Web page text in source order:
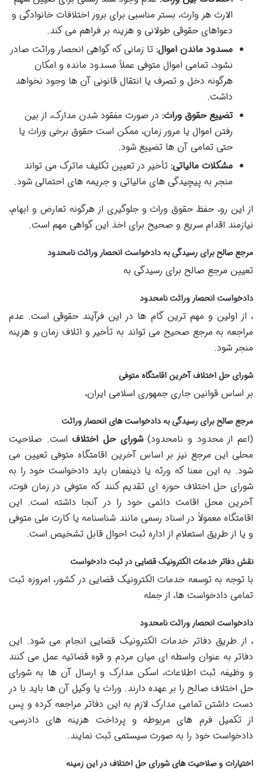
الارث هر وارث، بستر مناسبی برای بروز اختلافات خانوادگی و
دعواهای حقوقی طولانی و هزینه بر فراهم می کند.
مسدود ماندن اموال: تا زمانی که گواهی انحصار وراثت صادر
نشود، تمامی اموال متوفی عملاً مسدود مانده و امکان
هرگونه دخل و تصرف یا انتقال قانونی آن ها وجود نخواهد
داشت.
تضییع حقوق وراث: در صورت مفقود شدن مدارک، از بین
رفتن اموال یا مرور زمان، ممکن است حقوق برخی وراث یا
حتی تمامی آن ها تضییع شود.
مشکلات مالیاتی: تأخیر در تعیین تکلیف ماترک می تواند
منجر به پیچیدگی های مالیاتی و جریمه های احتمالی شود.
از این رو، حفظ حقوق وراث و جلوگیری از هرگونه تعارض و ابهام،
نیازمند اقدام سریع و صحیح برای اخذ این گواهی مهم است.
مرجع صالح برای رسیدگی به دادخواست انحصار وراثت نامحدود
تعیین مرجع صالح برای رسیدگی به
دادخواست انحصار وراثت نامحدود
، از اولین و مهم ترین گام ها در این فرآیند حقوقی است. عدم
مراجعه به مرجع صحیح می تواند به تأخیر و اتلاف زمان و هزینه
منجر شود.
شورای حل اختلاف آخرین اقامتگاه متوفی
بر اساس قوانین جاری جمهوری اسلامی ایران،
مرجع صالح برای رسیدگی به دادخواست های انحصار وراثت
(اعم از محدود و نامحدود)شورای حل اختلافاست. صلاحیت
محلی این مرجع نیز بر اساس آخرین اقامتگاه متوفی تعیین می
شود. به این معنا که ورثه یا ذینفعان باید دادخواست خود را به
شورای حل اختلاف حوزه ای تقدیم کنند که متوفی در زمان فوت،
آخرین محل اقامت دائمی خود را در آنجا داشته است. این
اقامتگاه معمولاً در اسناد رسمی مانند شناسنامه یا کارت ملی متوفی
و یا از طریق استعلام از اداره ثبت احوال قابل تشخیص است.
نقش دفاتر خدمات الکترونیک قضایی در ثبت دادخواست
با توجه به توسعه خدمات الکترونیک قضایی در کشور، امروزه ثبت
تمامی دادخواست ها، از جمله
دادخواست انحصار وراثت نامحدود
، از طریق دفاتر خدمات الکترونیک قضایی انجام می شود. این
دفاتر به عنوان واسطه ای میان مردم و قوه قضائیه عمل می کنند
و وظیفه ثبت اطلاعات، اسکن مدارک و ارسال آن ها به شورای
حل اختلاف صالح را بر عهده دارند. وراث یا وکیل آن ها باید با در
دست داشتن تمامی مدارک لازم به این دفاتر مراجعه کرده و پس
از تکمیل فرم های مربوطه و پرداخت هزینه های دادرسی،
دادخواست خود را به صورت سیستمی ثبت نمایند.
اختیارات و صلاحیت های شورای حل اختلاف در این زمینه